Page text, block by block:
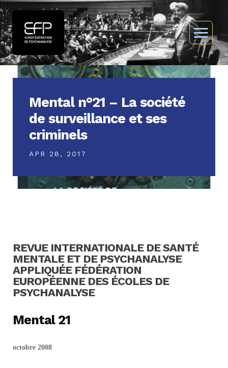
Mental n°21 – La société
de surveillance et ses
criminels
APR 28, 2017
REVUE INTERNATIONALE DE SANTÉ
MENTALE ET DE PSYCHANALYSE
APPLIQUÉE FÉDÉRATION
EUROPÉENNE DES ÉCOLES DE
PSYCHANALYSE
Mental 21
octobre 2008